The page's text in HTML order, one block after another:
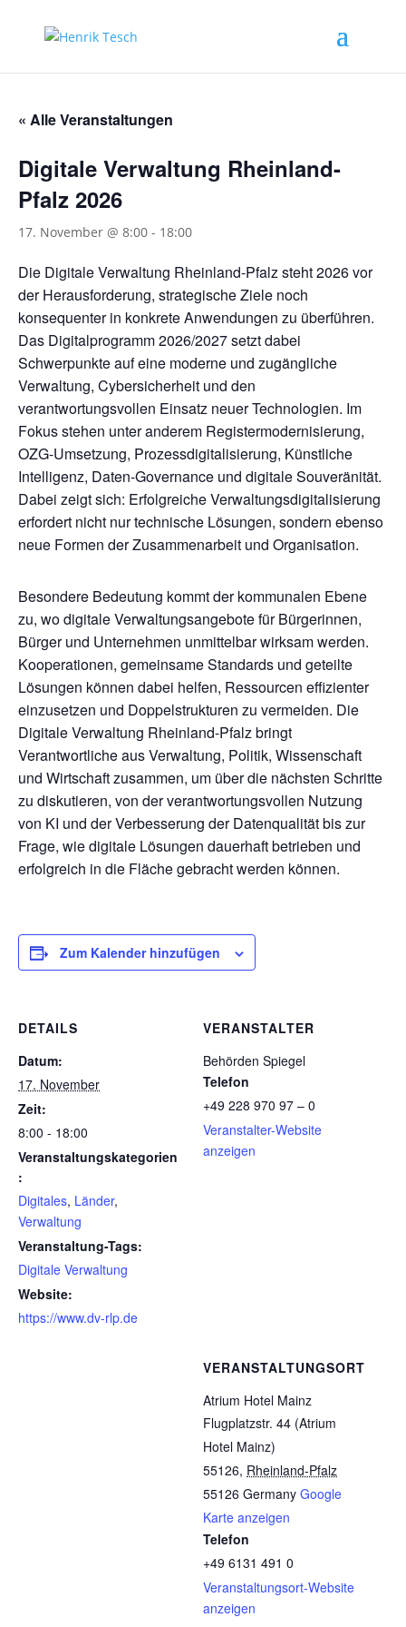
« Alle Veranstaltungen
Digitale Verwaltung Rheinland-
Pfalz 2026
17. November @ 8:00 - 18:00
Die Digitale Verwaltung Rheinland-Pfalz steht 2026 vor
der Herausforderung, strategische Ziele noch
konsequenter in konkrete Anwendungen zu überführen.
Das Digitalprogramm 2026/2027 setzt dabei
Schwerpunkte auf eine moderne und zugängliche
Verwaltung, Cybersicherheit und den
verantwortungsvollen Einsatz neuer Technologien. Im
Fokus stehen unter anderem Registermodernisierung,
OZG-Umsetzung, Prozessdigitalisierung, Künstliche
Intelligenz, Daten-Governance und digitale Souveränität.
Dabei zeigt sich: Erfolgreiche Verwaltungsdigitalisierung
erfordert nicht nur technische Lösungen, sondern ebenso
neue Formen der Zusammenarbeit und Organisation.
Besondere Bedeutung kommt der kommunalen Ebene
zu, wo digitale Verwaltungsangebote für Bürgerinnen,
Bürger und Unternehmen unmittelbar wirksam werden.
Kooperationen, gemeinsame Standards und geteilte
Lösungen können dabei helfen, Ressourcen effizienter
einzusetzen und Doppelstrukturen zu vermeiden. Die
Digitale Verwaltung Rheinland-Pfalz bringt
Verantwortliche aus Verwaltung, Politik, Wissenschaft
und Wirtschaft zusammen, um über die nächsten Schritte
zu diskutieren, von der verantwortungsvollen Nutzung
von KI und der Verbesserung der Datenqualität bis zur
Frage, wie digitale Lösungen dauerhaft betrieben und
erfolgreich in die Fläche gebracht werden können.
Zum Kalender hinzufügen
DETAILS
Datum:
17. November
Zeit:
8:00 - 18:00
Veranstaltungskategorien
:
Digitales, Länder,
Verwaltung
Veranstaltung-Tags:
Digitale Verwaltung
Website:
https://www.dv-rlp.de
VERANSTALTER
Behörden Spiegel
Telefon
+49 228 970 97 – 0
Veranstalter-Website
anzeigen
VERANSTALTUNGSORT
Atrium Hotel Mainz
Flugplatzstr. 44 (Atrium
Hotel Mainz)
55126, Rheinland-Pfalz
55126 Germany Google
Karte anzeigen
Telefon
+49 6131 491 0
Veranstaltungsort-Website
anzeigen